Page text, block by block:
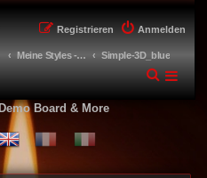
Anmelden
Registrieren
Meine Styles - My style creations Simple-3D_blue
Board & More